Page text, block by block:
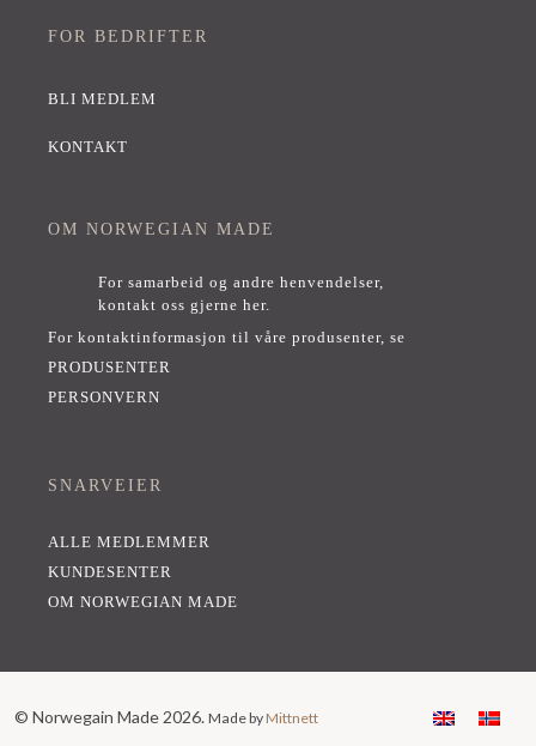
FOR BEDRIFTER
BLI MEDLEM
KONTAKT
OM NORWEGIAN MADE
For samarbeid og andre henvendelser,
kontakt oss gjerne her.
For kontaktinformasjon til våre produsenter, se
PRODUSENTER
PERSONVERN
SNARVEIER
ALLE MEDLEMMER
KUNDESENTER
OM NORWEGIAN MADE
© Norwegain Made 2026. Made byMittnett